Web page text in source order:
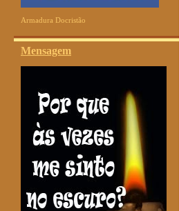
Armadura Docristão
Mensagem